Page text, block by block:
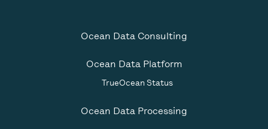
Ocean Data Consulting
Ocean Data Platform
TrueOcean Status
Ocean Data Processing